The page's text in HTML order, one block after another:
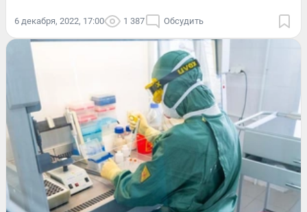
6 декабря, 2022, 17:00 1 387 Обсудить